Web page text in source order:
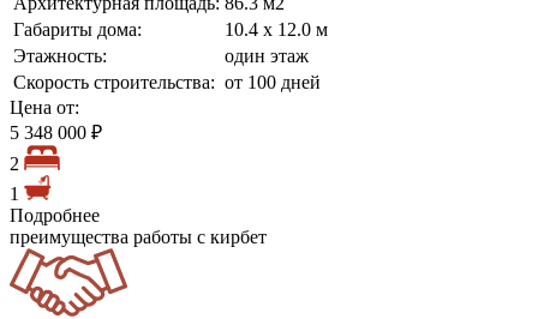
Габариты дома:
10.4 х 12.0 м
Этажность:
один этаж
Скорость строительства: от 100 дней
Цена от:
5 348 000 ₽
2
1
Подробнее
преимущества работы с кирбет